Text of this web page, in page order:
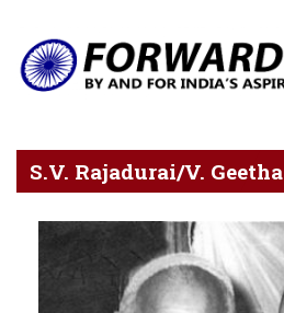
S.V. Rajadurai/V. Geetha